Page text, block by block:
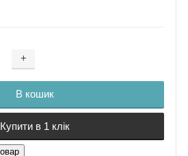
+
Додається ...
В кошик
Доданий
Купити в 1 клік